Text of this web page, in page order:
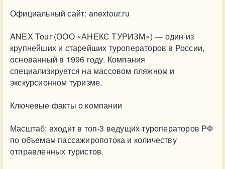
Официальный сайт: anextour.ru
ANEX Tour (ООО «АНЕКС ТУРИЗМ») — один из
крупнейших и старейших туроператоров в России,
основанный в 1996 году. Компания
специализируется на массовом пляжном и
экскурсионном туризме.
Ключевые факты о компании
Масштаб: входит в топ-3 ведущих туроператоров РФ
по объемам пассажиропотока и количеству
отправленных туристов.